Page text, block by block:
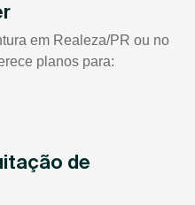
em Realeza/PR ou no
planos para:
de